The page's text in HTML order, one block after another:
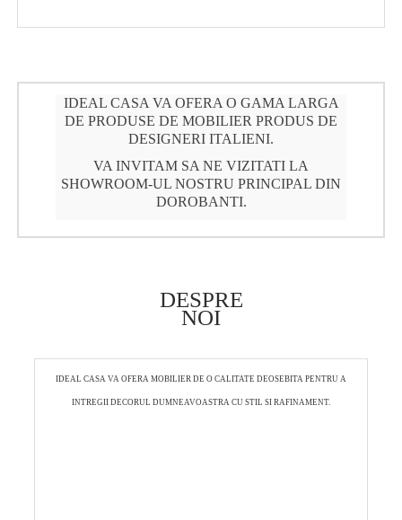
IDEAL CASA VA OFERA O GAMA LARGA
DE PRODUSE DE MOBILIER PRODUS DE
DESIGNERI ITALIENI.
VA INVITAM SA NE VIZITATI LA
SHOWROOM-UL NOSTRU PRINCIPAL DIN
DOROBANTI.
DESPRE
NOI
IDEAL CASA VA OFERA MOBILIER DE O CALITATE DEOSEBITA PENTRU A
INTREGII DECORUL DUMNEAVOASTRA CU STIL SI RAFINAMENT.